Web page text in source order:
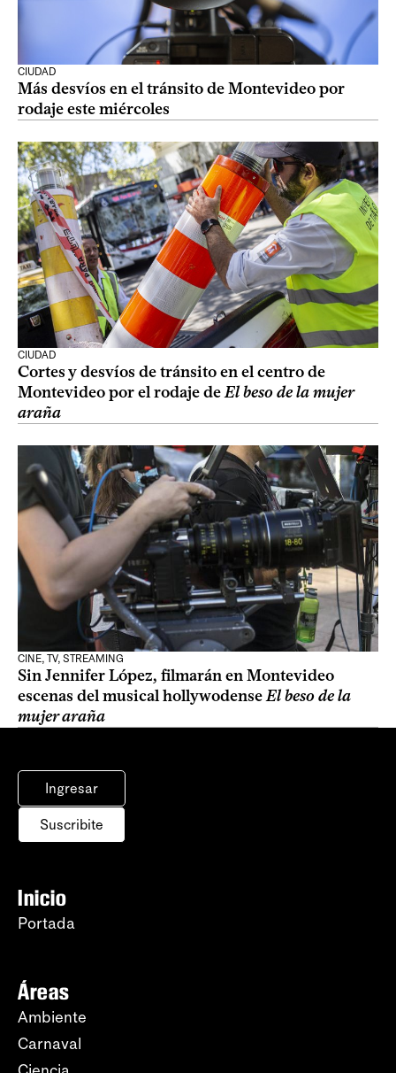
CIUDAD
Más desvíos en el tránsito de Montevideo por
rodaje este miércoles
CIUDAD
Cortes y desvíos de tránsito en el centro de
Montevideo por el rodaje deEl beso de la mujer
araña
CINE, TV, STREAMING
Sin Jennifer López, filmarán en Montevideo
escenas del musical hollywodenseEl beso de la
mujer araña
Ingresar
Suscribite
Inicio
Portada
Áreas
Ambiente
Carnaval